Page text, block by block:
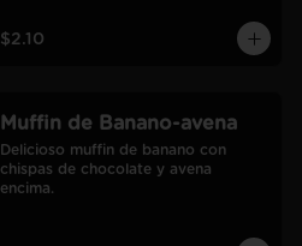
$2.10
Muffin de Banano-avena
Delicioso muffin de banano con
chispas de chocolate y avena
encima.